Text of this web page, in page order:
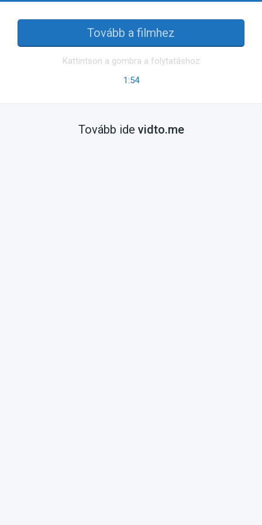
Tovább a filmhez
Kattintson a gombra a folytatáshoz
1:54
Tovább ide vidto.me